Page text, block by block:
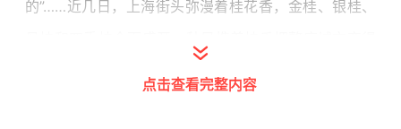
的”……近几日，上海街头弥漫着桂花香，金桂、银桂、
点击查看完整内容